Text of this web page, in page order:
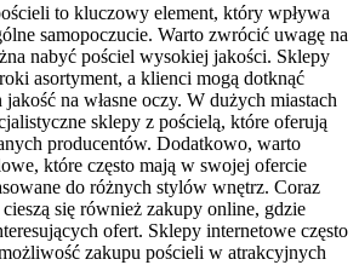
to kluczowy element, który wpływa
samopoczucie. Warto zwrócić uwagę na
nabyć pościel wysokiej jakości. Sklepy
asortyment, a klienci mogą dotknąć
na własne oczy. W dużych miastach
sklepy z pościelą, które oferują
producentów. Dodatkowo, warto
które często mają w swojej ofercie
do różnych stylów wnętrz. Coraz
się również zakupy online, gdzie
ofert. Sklepy internetowe często
zakupu pościeli w atrakcyjnych